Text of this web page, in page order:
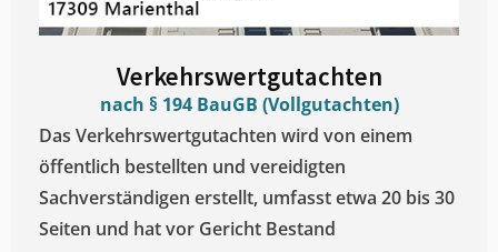
Verkehrswertgutachten
nach § 194 BauGB (Vollgutachten)
Das Verkehrswertgutachten wird von einem
öffentlich bestellten und vereidigten
Sachverständigen erstellt, umfasst etwa 20 bis 30
Seiten und hat vor Gericht Bestand